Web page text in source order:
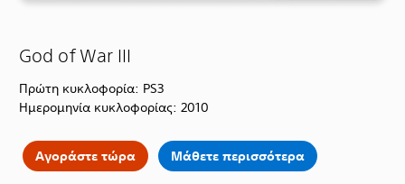
God of War III
Πρώτη κυκλοφορία: PS3
Ημερομηνία κυκλοφορίας: 2010
Αγοράστε τώρα Μάθετε περισσότερα